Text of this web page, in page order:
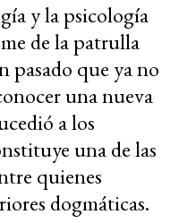
y la psicología
de la patrulla
pasado que ya no
una nueva
a los
una de las
quienes
dogmáticas.